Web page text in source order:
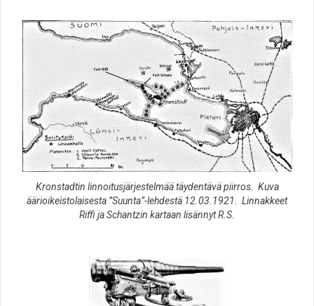
Kronstadtin linnoitusjärjestelmää täydentävä piirros. Kuva
äärioikeistolaisesta ”Suunta”-lehdestä 12.03.1921. Linnakkeet
Riffi ja Schantzin kartaan lisännyt R.S.